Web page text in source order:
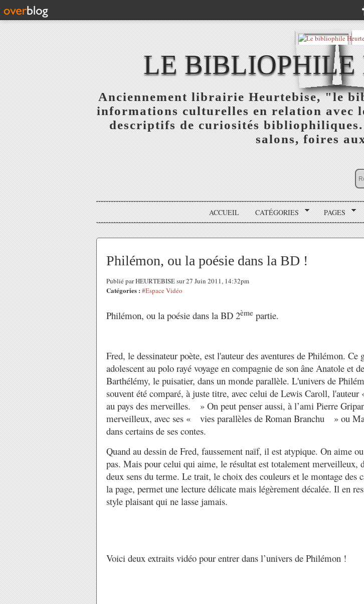
LE BIBLIOPHILE
Anciennement librairie Heurtebise, "le
informations culturelles en relation avec
descriptifs de curiosités
salons, foires
ACCUEIL CATÉGORIES PAGES
Philémon, ou la poésie dans la BD !
Publié par HEURTEBISE sur 27 Juin 2011, 14:32pm
Catégories : #Espace Vidéo
Philémon, ou la poésie dans la BD 2ème partie.
Fred, le dessinateur poète, est l'auteur des aventures de Philémon. Ce
adolescent au polo rayé voyage en compagnie de son âne Anatole et
Barthélémy, le puisatier, dans un monde parallèle. L'univers de
souvent été comparé, à juste titre, avec celui de Lewis Caroll,
au pays des merveilles. » On peut penser aussi, à l’ami Pierre
merveilleux, avec ses « vies parallèles de Roman Branchu » ou
dans certains de ses contes.
Quand au dessin de Fred, faussement naïf, il est atypique. On aime
pas. Mais pour celui qui aime, le résultat est totalement merveilleux,
deux sens du terme. Le trait, le choix des couleurs et le montage des
la page, permet une lecture délicate mais légèrement décalée. Il en
style plaisant qui ne lasse jamais.
Voici deux extraits vidéo pour entrer dans l’univers de Philémon !